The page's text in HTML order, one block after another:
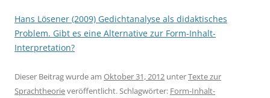
Hans Lösener (2009) Gedichtanalyse als didaktisches
Problem. Gibt es eine Alternative zur Form-Inhalt-
Interpretation?
Dieser Beitrag wurde am Oktober 31, 2012 unterTexte zur
Sprachtheorieveröffentlicht. Schlagwörter: Form-Inhalt-